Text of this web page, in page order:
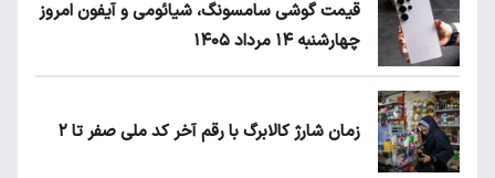
قیمت گوشی سامسونگ، شیائومی و آیفون امروز
چهارشنبه ۱۴ مرداد ۱۴۰۵
زمان شارژ کالابرگ با رقم آخر کد ملی صفر تا ۲